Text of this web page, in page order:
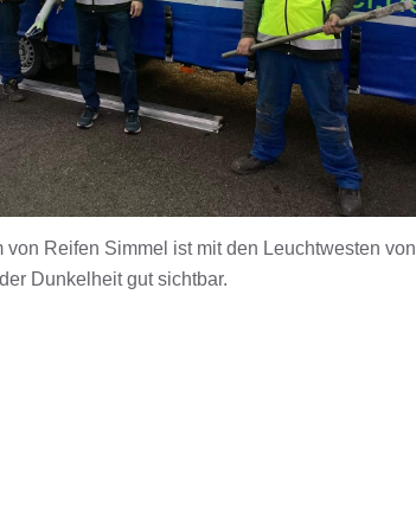
von Reifen Simmel ist mit den Leuchtwesten von
Dunkelheit gut sichtbar.